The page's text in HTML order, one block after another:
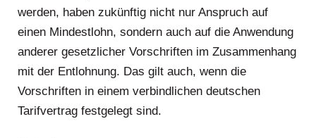
werden, haben zukünftig nicht nur Anspruch auf
einen Mindestlohn, sondern auch auf die Anwendung
anderer gesetzlicher Vorschriften im Zusammenhang
mit der Entlohnung. Das gilt auch, wenn die
Vorschriften in einem verbindlichen deutschen
Tarifvertrag festgelegt sind.